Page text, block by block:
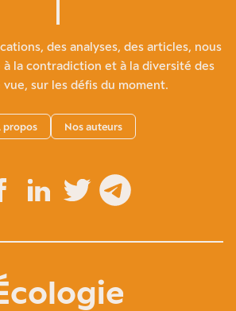
des analyses, des articles, nous
à la contradiction et à la diversité des
vue, sur les défis du moment.
propos Nos auteurs